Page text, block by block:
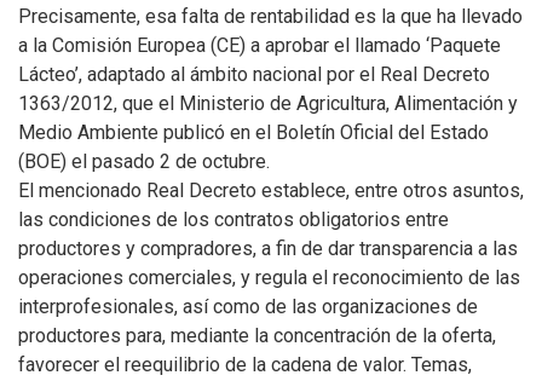
Precisamente, esa falta de rentabilidad es la que ha llevado
a la Comisión Europea (CE) a aprobar el llamado ‘Paquete
Lácteo’, adaptado al ámbito nacional por el Real Decreto
1363/2012, que el Ministerio de Agricultura, Alimentación y
Medio Ambiente publicó en el Boletín Oficial del Estado
(BOE) el pasado 2 de octubre.
El mencionado Real Decreto establece, entre otros asuntos,
las condiciones de los contratos obligatorios entre
productores y compradores, a fin de dar transparencia a las
operaciones comerciales, y regula el reconocimiento de las
interprofesionales, así como de las organizaciones de
productores para, mediante la concentración de la oferta,
favorecer el reequilibrio de la cadena de valor. Temas,